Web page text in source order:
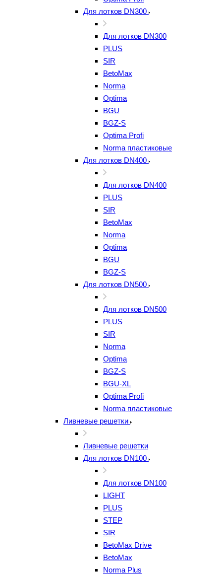
Для лотков DN300
Для лотков DN300
PLUS
SIR
BetoMax
Norma
Optima
BGU
BGZ-S
Optima Profi
Norma пластиковые
Для лотков DN400
Для лотков DN400
PLUS
SIR
BetoMax
Norma
Optima
BGU
BGZ-S
Для лотков DN500
Для лотков DN500
PLUS
SIR
Norma
Optima
BGZ-S
BGU-XL
Optima Profi
Norma пластиковые
Ливневые решетки
Ливневые решетки
Для лотков DN100
Для лотков DN100
LIGHT
PLUS
STEP
SIR
BetoMax Drive
BetoMax
Norma Plus